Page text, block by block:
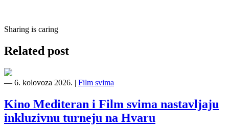
Sharing is caring
Related post
― 6. kolovoza 2026. | Film svima
Kino Mediteran i Film svima nastavljaju
inkluzivnu turneju na Hvaru